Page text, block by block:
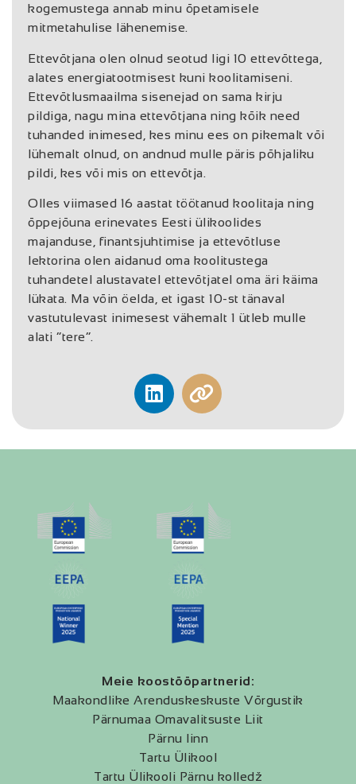
kogemustega annab minu õpetamisele
mitmetahulise lähenemise.
Ettevõtjana olen olnud seotud ligi 10 ettevõttega,
alates energiatootmisest kuni koolitamiseni.
Ettevõtlusmaailma sisenejad on sama kirju
pildiga, nagu mina ettevõtjana ning kõik need
tuhanded inimesed, kes minu ees on pikemalt või
lühemalt olnud, on andnud mulle päris põhjaliku
pildi, kes või mis on ettevõtja.
Olles viimased 16 aastat töötanud koolitaja ning
õppejõuna erinevates Eesti ülikoolides
majanduse, finantsjuhtimise ja ettevõtluse
lektorina olen aidanud oma koolitustega
tuhandetel alustavatel ettevõtjatel oma äri käima
lükata. Ma võin öelda, et igast 10-st tänaval
vastutulevast inimesest vähemalt 1 ütleb mulle
alati “tere”.
Meie koostööpartnerid:
Maakondlike Arenduskeskuste Võrgustik
Pärnumaa Omavalitsuste Liit
Pärnu linn
Tartu Ülikool
Tartu Ülikooli Pärnu kolledž